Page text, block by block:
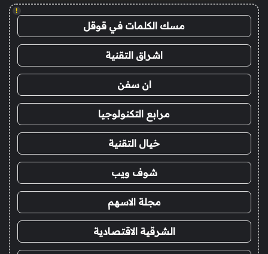
!
مسك الكلمات في قوقل
اشراق التقنية
ان سفن
مرابع التكنولوجيا
خيال التقنية
شوف ويب
مجلة الاسهم
الشرقية الاقتصادية